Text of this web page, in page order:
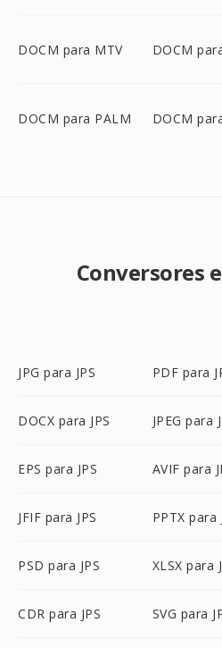
DOCM para MTV DOCM
DOCM para PALM DOCM
Conversores
JPG para JPS PDF para
DOCX para JPS JPEG para
EPS para JPS AVIF para
JFIF para JPS PPTX para
PSD para JPS XLSX para
CDR para JPS SVG para